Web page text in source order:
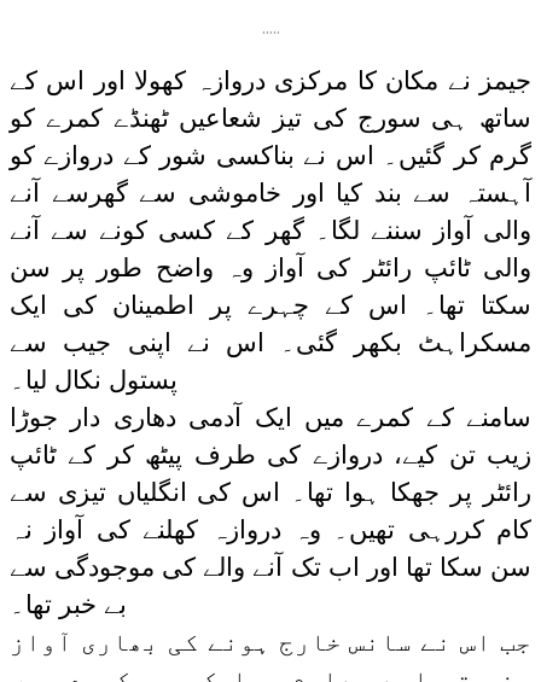
…..
جیمز نے مکان کا مرکزی دروازہ کھولا اور اس کے
ساتھ ہی سورج کی تیز شعاعیں ٹھنڈے کمرے کو
گرم کر گئیں۔ اس نے بناکسی شور کے دروازے کو
آہستہ سے بند کیا اور خاموشی سے گھرسے آنے
والی آواز سننے لگا۔ گھر کے کسی کونے سے آنے
والی ٹائپ رائٹر کی آواز وہ واضح طور پر سن
سکتا تھا۔ اس کے چہرے پر اطمینان کی ایک
مسکراہٹ بکھر گئی۔ اس نے اپنی جیب سے
پستول نکال لیا۔
سامنے کے کمرے میں ایک آدمی دھاری دار جوڑا
زیب تن کیے، دروازے کی طرف پیٹھ کر کے ٹائپ
رائٹر پر جھکا ہوا تھا۔ اس کی انگلیاں تیزی سے
کام کررہی تھیں۔ وہ دروازہ کھلنے کی آواز نہ
سن سکا تھا اور اب تک آنے والے کی موجودگی سے
بے خبر تھا۔
جب اس نے سانس خارج ہونے کی بھاری آواز